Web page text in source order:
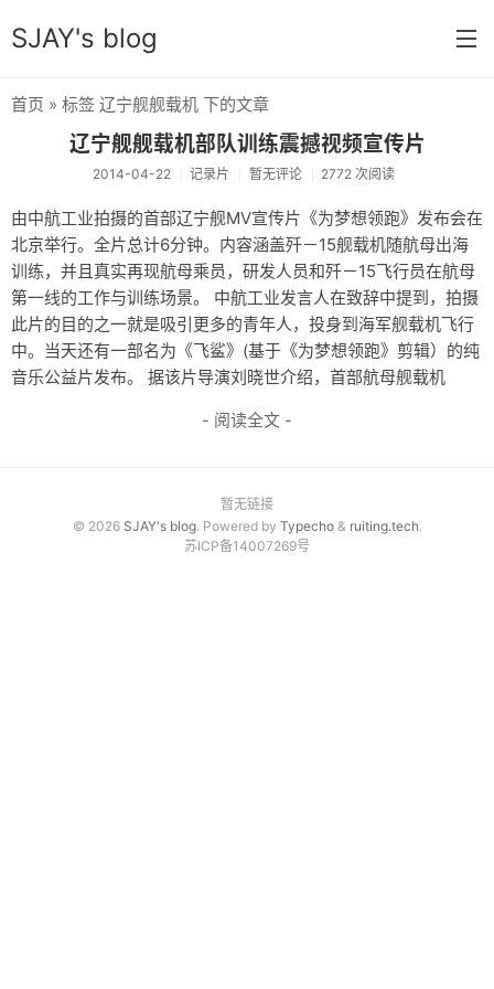
SJAY's blog
学习笔记
前端学习
参考手册
微信开发
php开发
资源
电影剧集
免费资源
首页 » 标签 辽宁舰舰载机 下的文章
辽宁舰舰载机部队训练震撼视频宣传片
2014-04-22 记录片 暂无评论 2772 次阅读
由中航工业拍摄的首部辽宁舰MV宣传片《为梦想领跑》发布会在
北京举行。全片总计6分钟。内容涵盖歼－15舰载机随航母出海
训练，并且真实再现航母乘员，研发人员和歼－15飞行员在航母
第一线的工作与训练场景。 中航工业发言人在致辞中提到，拍摄
此片的目的之一就是吸引更多的青年人，投身到海军舰载机飞行
中。当天还有一部名为《飞鲨》(基于《为梦想领跑》剪辑）的纯
音乐公益片发布。 据该片导演刘晓世介绍，首部航母舰载机
- 阅读全文 -
暂无链接
© 2026 SJAY's blog. Powered by Typecho& ruiting.tech.
苏ICP备14007269号